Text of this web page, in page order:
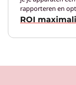
rapporteren en
ROI